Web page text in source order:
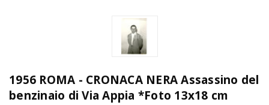
1956 ROMA - CRONACA NERA Assassino del
benzinaio di Via Appia *Foto 13x18 cm